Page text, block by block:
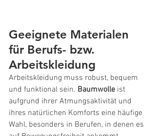
Geeignete Materialen
für Berufs- bzw.
Arbeitskleidung
Arbeitskleidung muss robust, bequem
und funktional sein. Baumwolle ist
aufgrund ihrer Atmungsaktivität und
ihres natürlichen Komforts eine häufige
Wahl, besonders in Berufen, in denen es